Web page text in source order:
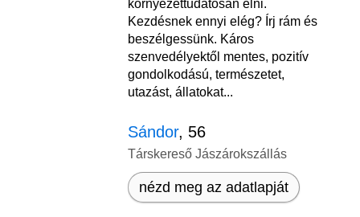
környezettudatosan élni.
Kezdésnek ennyi elég? Írj rám és
beszélgessünk. Káros
szenvedélyektől mentes, pozitív
gondolkodású, természetet,
utazást, állatokat...
Sándor, 56
Társkereső Jászárokszállás
nézd meg az adatlapját